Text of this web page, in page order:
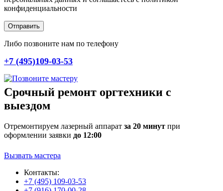
конфиденциальности
Отправить
Либо позвоните нам по телефону
+7 (495)109-03-53
Срочный ремонт оргтехники с
выездом
Отремонтируем лазерный аппарат за 20 минут при
оформлении заявки до 12:00
Вызвать мастера
Контакты:
+7 (495) 109-03-53